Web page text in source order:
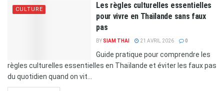
CULTURE
Les règles culturelles essentielles
pour vivre en Thaïlande sans faux
pas
BYSIAM THAI 21 AVRIL 2026 0
Guide pratique pour comprendre les
règles culturelles essentielles en Thaïlande et éviter les faux pas
du quotidien quand on vit...